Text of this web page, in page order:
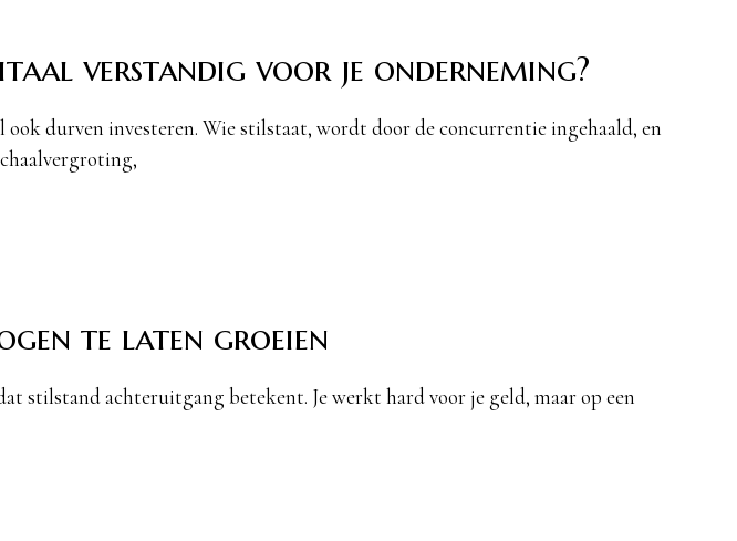
verstandig voor je onderneming?
durven investeren. Wie stilstaat, wordt door de concurrentie ingehaald, en
te laten groeien
stilstand achteruitgang betekent. Je werkt hard voor je geld, maar op een